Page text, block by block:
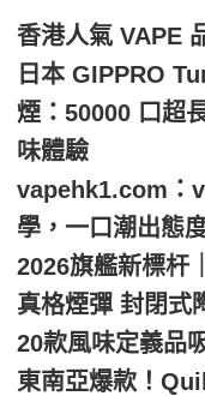
香港人氣 VAPE
日本 GIPPRO
煙：50000 口超
味體驗
vapehk1.com：
學，一口潮出態度
2026旗艦新標杆
真格煙彈 封閉式
20款風味定義品
東南亞爆款！